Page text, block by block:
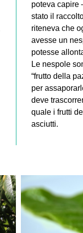
poteva capire
stato il
riteneva che
avesse un
potesse
Le nespole
“frutto della
per
deve
quale i frutti
asciutti.